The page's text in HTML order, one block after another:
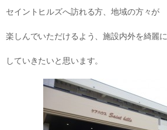
セイントヒルズへ訪れる方、地域の方々が
楽しんでいただけるよう、施設内外を綺麗に
していきたいと思います。